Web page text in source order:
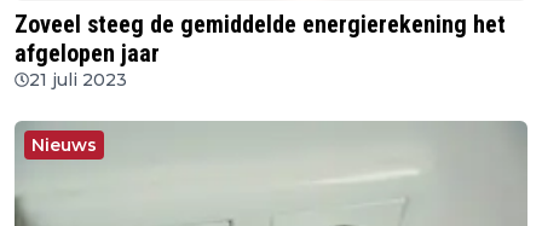
Zoveel steeg de gemiddelde energierekening het
afgelopen jaar
21 juli 2023
Nieuws